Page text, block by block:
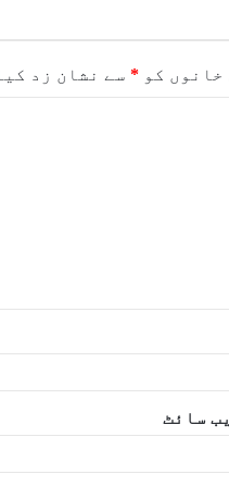
خانوں کو * سے نشان زد
سائٹ